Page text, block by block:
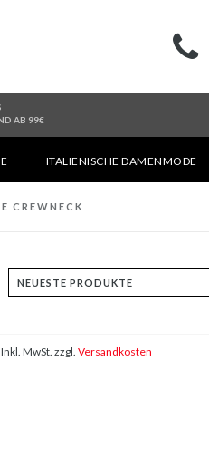
AB 99€
ITALIENISCHE DAMENMODE
CREWNECK
MwSt. zzgl. Versandkosten